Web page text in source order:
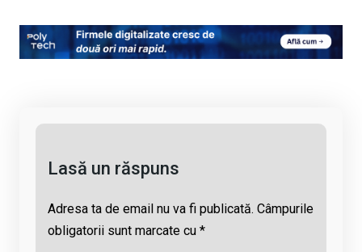
py
Li
ce
b
at
s
e
a
ail
Lasă un răspuns
Adresa ta de email nu va fi publicată. Câmpurile
obligatorii sunt marcate cu *